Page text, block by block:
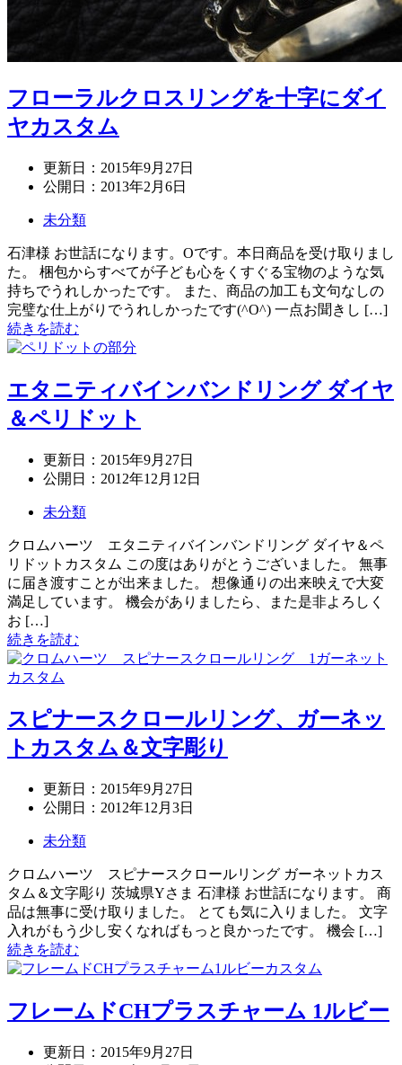
フローラルクロスリングを十字にダイ
ヤカスタム
更新日： 2015年9月27日
公開日： 2013年2月6日
未分類
石津様 お世話になります。Oです。本日商品を受け取りまし
た。 梱包からすべてが子ども心をくすぐる宝物のような気
持ちでうれしかったです。 また、商品の加工も文句なしの
完璧な仕上がりでうれしかったです(^O^) 一点お聞きし […]
続きを読む
エタニティバインバンドリング ダイヤ
＆ペリドット
更新日： 2015年9月27日
公開日： 2012年12月12日
未分類
クロムハーツ エタニティバインバンドリング ダイヤ＆ペ
リドットカスタム この度はありがとうございました。 無事
に届き渡すことが出来ました。 想像通りの出来映えで大変
満足しています。 機会がありましたら、また是非よろしく
お […]
続きを読む
スピナースクロールリング、ガーネッ
トカスタム＆文字彫り
更新日： 2015年9月27日
公開日： 2012年12月3日
未分類
クロムハーツ スピナースクロールリング ガーネットカス
タム＆文字彫り 茨城県Yさま 石津様 お世話になります。 商
品は無事に受け取りました。 とても気に入りました。 文字
入れがもう少し安くなればもっと良かったです。 機会 […]
続きを読む
フレームドCHプラスチャーム 1ルビー
更新日： 2015年9月27日